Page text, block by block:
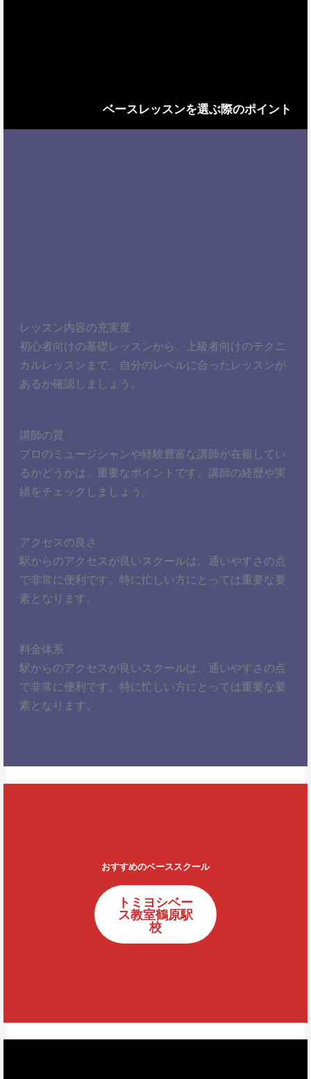
ベースレッスンを選ぶ際のポイント
レッスン内容の充実度
初心者向けの基礎レッスンから、上級者向けのテクニ
カルレッスンまで、自分のレベルに合ったレッスンが
あるか確認しましょう。
講師の質
プロのミュージシャンや経験豊富な講師が在籍してい
るかどうかは、重要なポイントです。講師の経歴や実
績をチェックしましょう。
アクセスの良さ
駅からのアクセスが良いスクールは、通いやすさの点
で非常に便利です。特に忙しい方にとっては重要な要
素となります。
料金体系
駅からのアクセスが良いスクールは、通いやすさの点
で非常に便利です。特に忙しい方にとっては重要な要
素となります。
おすすめのベーススクール
トミヨシベー
ス教室鶴原駅
校